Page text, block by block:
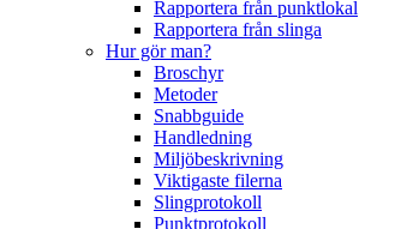
Rapportera från punktlokal
Rapportera från slinga
Hur gör man?
Broschyr
Metoder
Snabbguide
Handledning
Miljöbeskrivning
Viktigaste filerna
Slingprotokoll
Punktprotokoll